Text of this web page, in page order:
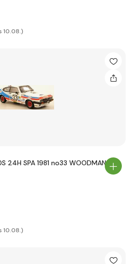
10.08.)
24H SPA 1981 no33 WOODMAN /
10.08.)